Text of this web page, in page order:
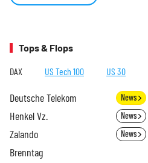
Tops & Flops
DAX US Tech 100 US 30
Deutsche Telekom News
Henkel Vz. News
Zalando News
Brenntag